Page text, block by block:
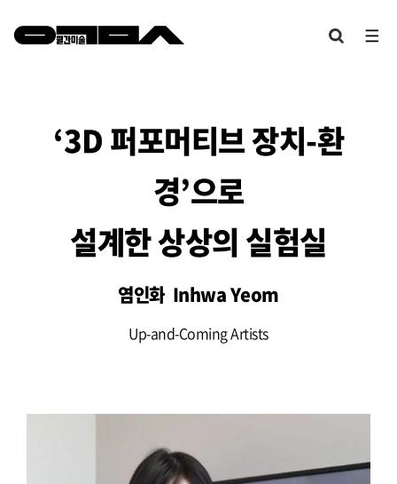
‘3D 퍼포머티브 장치-환
경’으로
설계한 상상의 실험실
염인화 Inhwa Yeom
Up-and-Coming Artists